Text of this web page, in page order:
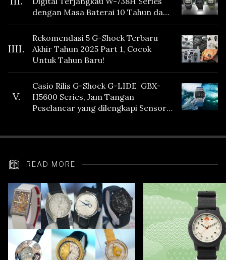
dengan Masa Baterai 10 Tahun dan
Fitur Vibration
IIII.
Rekomendasi 5 G-Shock Terbaru
Akhir Tahun 2025 Part 1, Cocok
Untuk Tahun Baru!
V.
Casio Rilis G-Shock G-LIDE GBX-
H5600 Series, Jam Tangan
Peselancar yang dilengkapi Sensor
READ MORE